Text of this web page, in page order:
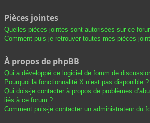
Pièces jointes
Quelles pièces jointes sont autorisées sur ce
Comment puis-je retrouver toutes mes pièces
À propos de phpBB
Qui a développé ce logiciel de forum de
Pourquoi la fonctionnalité X n’est pas disponible ?
Qui dois-je contacter à propos de problèmes
liés à ce forum ?
Comment puis-je contacter un administrateur du